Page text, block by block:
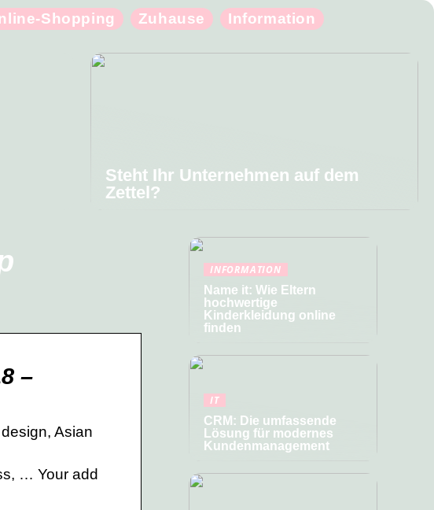
Shopping Zuhause Information
Steht Ihr Unternehmen auf dem
Zettel?
–
Asian
… Your add
INFORMATION
Name it: Wie Eltern
hochwertige
Kinderkleidung online
finden
IT
CRM: Die umfassende
Lösung für modernes
Kundenmanagement